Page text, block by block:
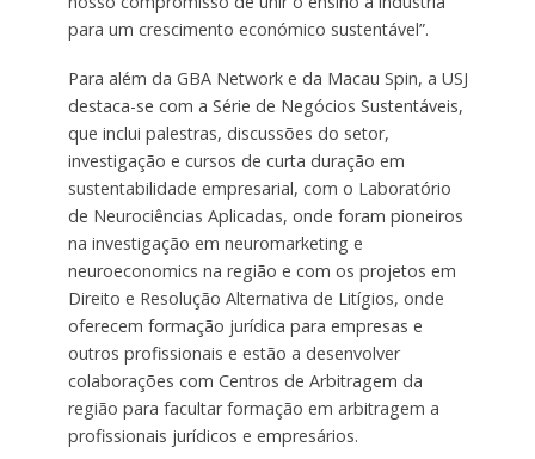
para um crescimento económico sustentável”.
Para além da GBA Network e da Macau Spin, a USJ
destaca-se com a Série de Negócios Sustentáveis,
que inclui palestras, discussões do setor,
investigação e cursos de curta duração em
sustentabilidade empresarial, com o Laboratório
de Neurociências Aplicadas, onde foram pioneiros
na investigação em neuromarketing e
neuroeconomics na região e com os projetos em
Direito e Resolução Alternativa de Litígios, onde
oferecem formação jurídica para empresas e
outros profissionais e estão a desenvolver
colaborações com Centros de Arbitragem da
região para facultar formação em arbitragem a
profissionais jurídicos e empresários.